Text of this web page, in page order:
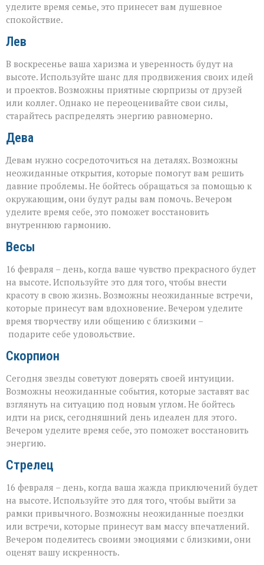
уделите время семье, это принесет вам душевное
спокойствие.
Лев
В воскресенье ваша харизма и уверенность будут на
высоте. Используйте шанс для продвижения своих идей
и проектов. Возможны приятные сюрпризы от друзей
или коллег. Однако не переоценивайте свои силы,
старайтесь распределять энергию равномерно.
Дева
Девам нужно сосредоточиться на деталях. Возможны
неожиданные открытия, которые помогут вам решить
давние проблемы. Не бойтесь обращаться за помощью к
окружающим, они будут рады вам помочь. Вечером
уделите время себе, это поможет восстановить
внутреннюю гармонию.
Весы
16 февраля – день, когда ваше чувство прекрасного будет
на высоте. Используйте это для того, чтобы внести
красоту в свою жизнь. Возможны неожиданные встречи,
которые принесут вам вдохновение. Вечером уделите
время творчеству или общению с близкими –
подарите себе удовольствие.
Скорпион
Сегодня звезды советуют доверять своей интуиции.
Возможны неожиданные события, которые заставят вас
взглянуть на ситуацию под новым углом. Не бойтесь
идти на риск, сегодняшний день идеален для этого.
Вечером уделите время себе, это поможет восстановить
энергию.
Стрелец
16 февраля – день, когда ваша жажда приключений будет
на высоте. Используйте это для того, чтобы выйти за
рамки привычного. Возможны неожиданные поездки
или встречи, которые принесут вам массу впечатлений.
Вечером поделитесь своими эмоциями с близкими, они
оценят вашу искренность.